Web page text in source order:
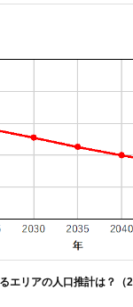
エリアの人口推計は？（